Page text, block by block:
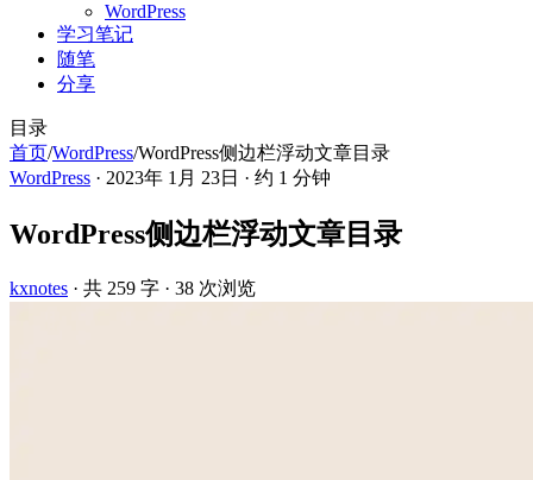
WordPress
学习笔记
随笔
分享
目录
首页/WordPress/WordPress侧边栏浮动文章目录
WordPress · 2023年 1月 23日 · 约 1 分钟
WordPress侧边栏浮动文章目录
kxnotes · 共 259 字 · 38 次浏览